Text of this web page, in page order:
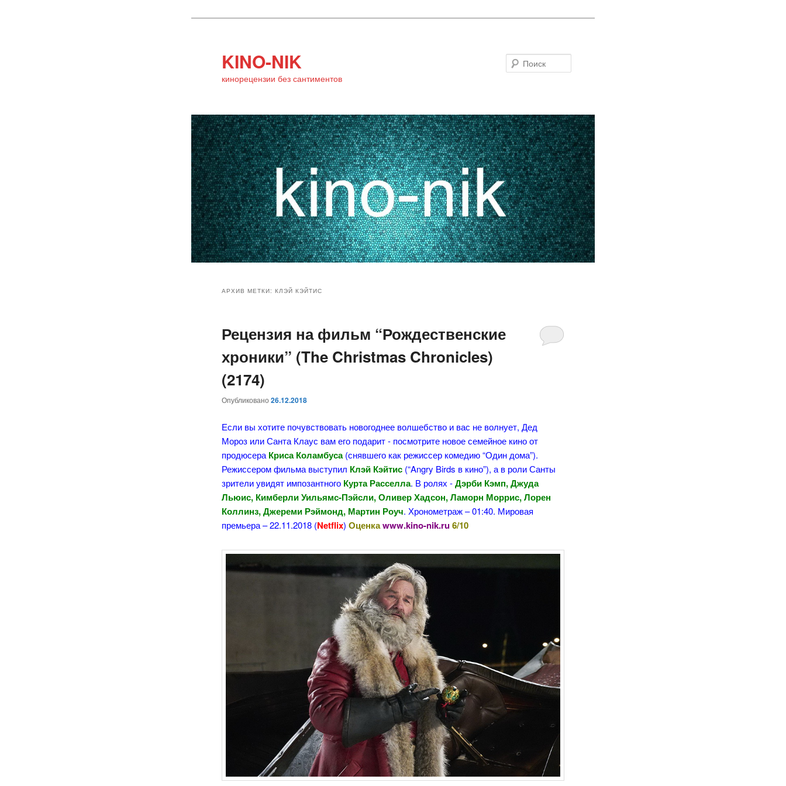
KINO-NIK
кинорецензии без сантиментов
основному
содержимому
дополнительному
содержимому
АРХИВ МЕТКИ:КЛЭЙ КЭЙТИС
Рецензия на фильм “Рождественские
хроники” (The Christmas Chronicles)
(2174)
Опубликовано26.12.2018
Если вы хотите почувствовать новогоднее волшебство и вас не волнует, Дед
Мороз или Санта Клаус вам его подарит - посмотрите новое семейное кино от
продюсера Криса Коламбуса(снявшего как режиссер комедию “Один дома”).
Режиссером фильма выступил Клэй Кэйтис (“Angry Birds в кино”), а в роли Санты
зрители увидят импозантного Курта Расселла. В ролях -Дэрби Кэмп, Джуда
Льюис, Кимберли Уильямс-Пэйсли, Оливер Хадсон, Ламорн Моррис, Лорен
Коллинз, Джереми Рэймонд, Мартин Роуч. Хронометраж – 01:40. Мировая
премьера – 22.11.2018 (Netflix)Оценкаwww.kino-nik.ru6/10